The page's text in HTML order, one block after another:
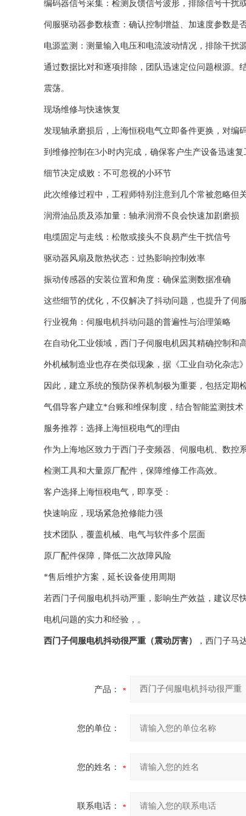
编码器信号采集：检测反馈信号波形，排除信号干扰
伺服驱动器参数核查：确认控制增益、加速度参数是
电源监测：测量输入电压和电流波动情况，排除干扰
通过数据比对和逐项排除，团队迅速定位问题根源。
震荡。
现场维修与快速恢复
发现轴承磨损后，上海恒税电气立即备件更换，对编
到维修控制在3小时内完成，确保客户生产设备迅速复
细节决定成败：不可忽视的小环节
此次维修过程中，工程师特别注意到几个常被忽略但
润滑油品质及添加量：轴承润滑不良会快速加剧磨损
电缆固定与走线：松散或接头不良易产生干扰信号
驱动器风扇及散热状态：过热影响控制效率
振动传感器的安装位置和角度：确保监测数据准确
这些细节的优化，不仅解决了抖动问题，也提升了伺
行业视角：伺服电机抖动问题的普遍性与治理策略
在自动化工业领域，西门子伺服电机因其精确控制和
外机械制造业也存在类似现象，据《工业自动化杂志
因此，建立系统的预防保养机制极为重要，包括定
气倡导客户建立*台账和维保制度，结合智能监测技术
服务推荐：选择上海恒税电气的理由
作为上海地区致力于西门子变频器、伺服电机、数控
检测工具和大量原厂配件，保障维修工作高效。
客户选择上海恒税电气，即享受：
快速响应，现场紧急抢修能力强
技术团队，覆盖机械、电气与软件多个层面
原厂配件保障，降低二次故障风险
*售后维护方案，延长设备使用周期
若西门子伺服电机抖动严重，影响生产效益，建议尽
电机问题的实力和经验，。
西门子伺服电机抖动很严重（震动厉害） ，西门子马
产品：
您的单位：
您的姓名：
联系电话：